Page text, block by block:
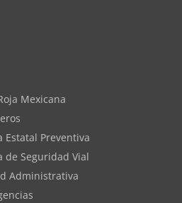
Mexicana
Estatal Preventiva
de Seguridad Vial
Administrativa